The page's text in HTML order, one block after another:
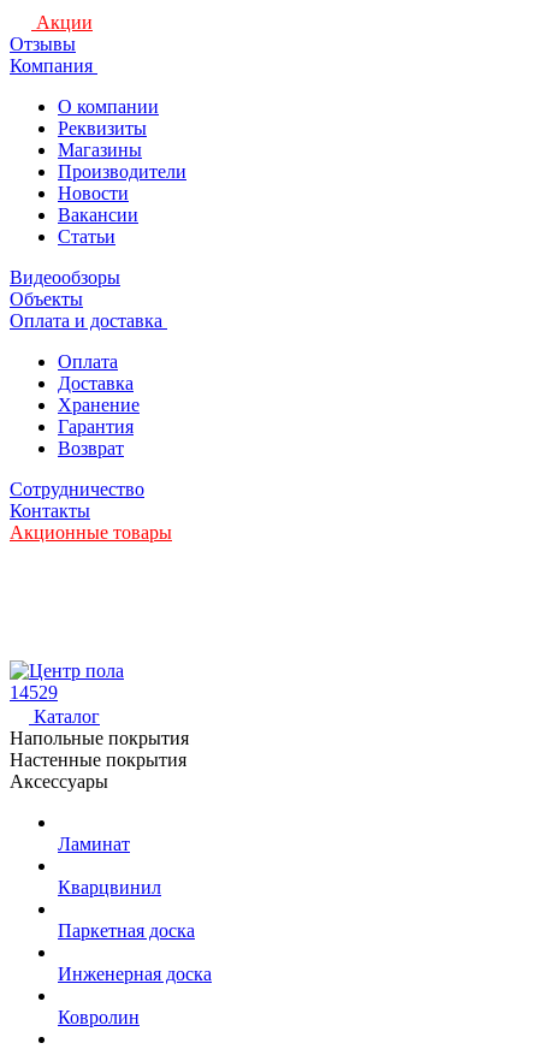
Акции
Отзывы
Компания
О компании
Реквизиты
Магазины
Производители
Новости
Вакансии
Статьи
Видеообзоры
Объекты
Оплата и доставка
Оплата
Доставка
Хранение
Гарантия
Возврат
Сотрудничество
Контакты
Акционные товары
14529
Каталог
Напольные покрытия
Настенные покрытия
Аксессуары
Ламинат
Кварцвинил
Паркетная доска
Инженерная доска
Ковролин